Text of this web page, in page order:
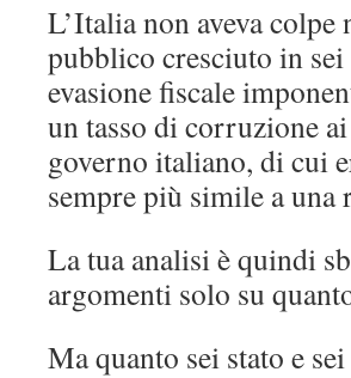
L’Italia non aveva
pubblico cresciuto in
evasione fiscale
un tasso di corruzione
governo italiano, di cui
sempre più simile a una
La tua analisi è quindi
argomenti solo su
Ma quanto sei stato e